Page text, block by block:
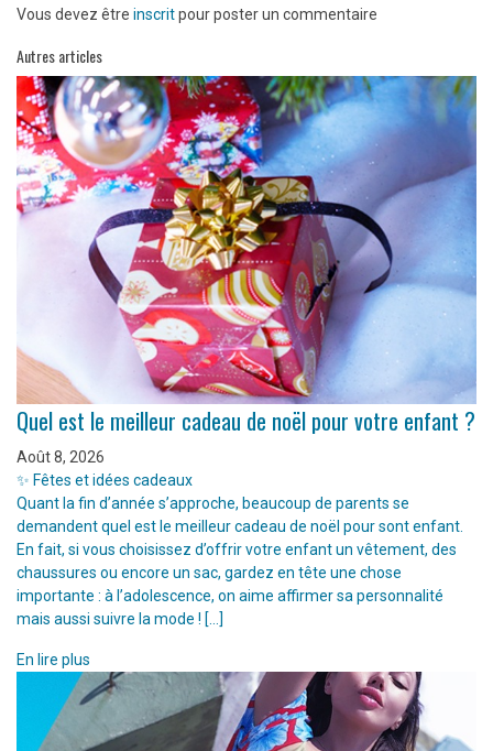
Vous devez être inscritpour poster un commentaire
Autres articles
Quel est le meilleur cadeau de noël pour votre enfant ?
Août 8, 2026
✨ Fêtes et idées cadeaux
Quant la fin d’année s’approche, beaucoup de parents se
demandent quel est le meilleur cadeau de noël pour sont enfant.
En fait, si vous choisissez d’offrir votre enfant un vêtement, des
chaussures ou encore un sac, gardez en tête une chose
importante : à l’adolescence, on aime affirmer sa personnalité
mais aussi suivre la mode ! […]
En lire plus